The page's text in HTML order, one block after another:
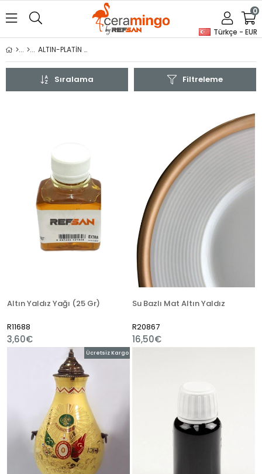
Türkçe - EUR
0
ALTIN-PLATİN YALDIZ
Filtreleme
Sıralama
Altın Yaldız Yağı (25 Gr)
R11688
3,60€
Su Bazlı Mat Altın Yaldız
R20867
16,50€
Ücretsiz Kargo